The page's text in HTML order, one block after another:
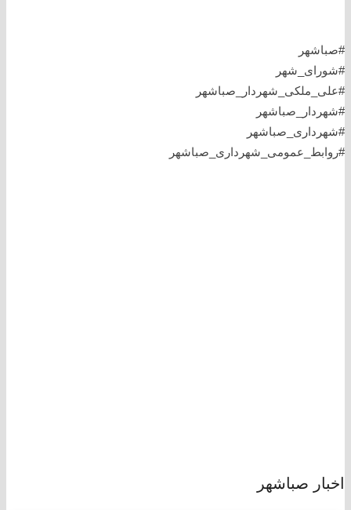
#صباشهر
#شورای_شهر
#علی_ملکی_شهردار_صباشهر
#شهردار_صباشهر
#شهرداری_صباشهر
#روابط_عمومی_شهرداری_صباشهر
اخبار صباشهر